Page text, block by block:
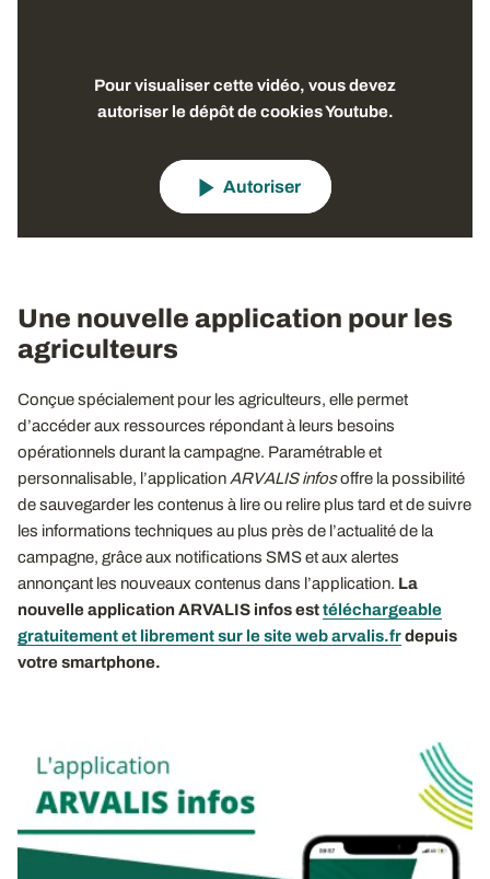
Pour visualiser cette vidéo, vous devez
autoriser le dépôt de cookies Youtube.
Autoriser
Une nouvelle application pour les
agriculteurs
Conçue spécialement pour les agriculteurs, elle permet
d’accéder aux ressources répondant à leurs besoins
opérationnels durant la campagne. Paramétrable et
personnalisable, l’application ARVALIS infosoffre la possibilité
de sauvegarder les contenus à lire ou relire plus tard et de suivre
les informations techniques au plus près de l’actualité de la
campagne, grâce aux notifications SMS et aux alertes
annonçant les nouveaux contenus dans l’application. La
nouvelle application ARVALIS infos esttéléchargeable
gratuitement et librement sur le site web arvalis.frdepuis
votre smartphone.